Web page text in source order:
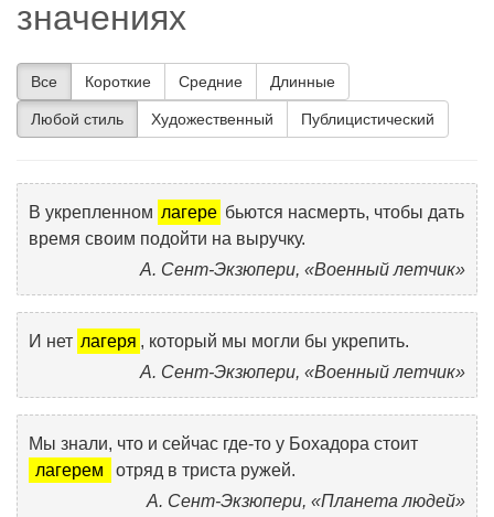
значениях
Все Короткие Средние Длинные
Любой стиль Художественный Публицистический
В укрепленном лагере бьются насмерть, чтобы дать
время своим подойти на выручку.
А. Сент-Экзюпери, «Военный летчик»
И нет лагеря , который мы могли бы укрепить.
А. Сент-Экзюпери, «Военный летчик»
Мы знали, что и сейчас где-то у Бохадора стоит
лагерем
отряд в триста ружей.
А. Сент-Экзюпери, «Планета людей»